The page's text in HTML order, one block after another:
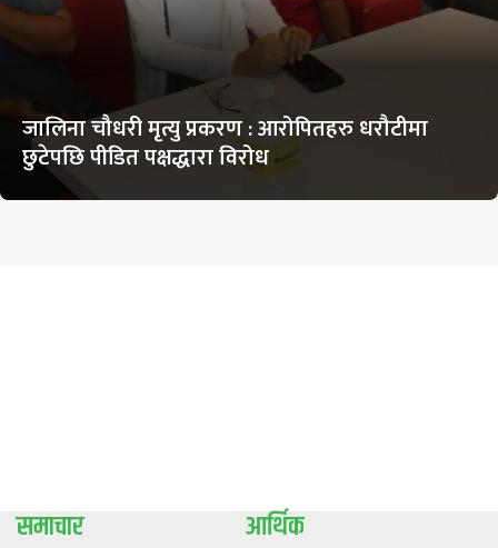
जालिना चौधरी मृत्यु प्रकरण : आरोपितहरु धरौटीमा
छुटेपछि पीडित पक्षद्धारा विरोध
समाचार आर्थिक